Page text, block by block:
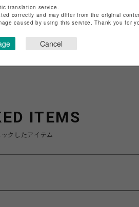
記はこちら
ITEMS
クしたアイテム
translation service.
correctly and may differ from the original
caused by using this service. Thank you for
Cancel